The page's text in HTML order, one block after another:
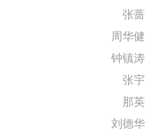
张蔷
周华健
钟镇涛
张宇
那英
刘德华